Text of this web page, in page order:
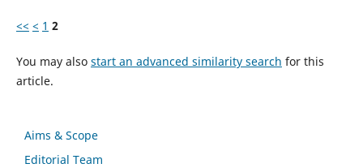
<< < 1 2
You may also start an advanced similarity search for this
article.
Aims & Scope
Editorial Team